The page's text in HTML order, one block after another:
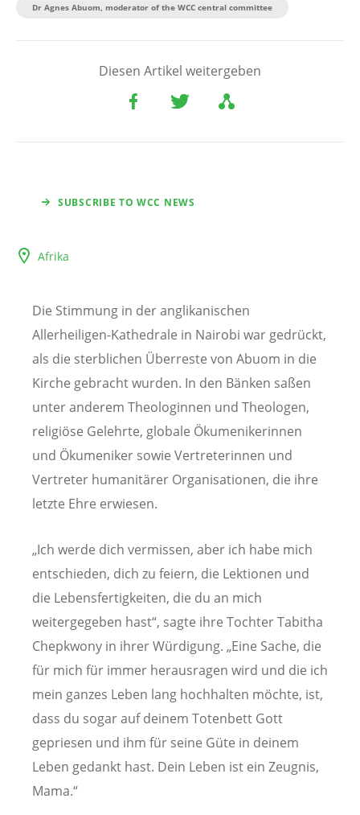
Dr Agnes Abuom, moderator of the WCC central committee
Diesen Artikel weitergeben
SUBSCRIBE TO WCC NEWS
Afrika
Die Stimmung in der anglikanischen
Allerheiligen-Kathedrale in Nairobi war gedrückt,
als die sterblichen Überreste von Abuom in die
Kirche gebracht wurden. In den Bänken saßen
unter anderem Theologinnen und Theologen,
religiöse Gelehrte, globale Ökumenikerinnen
und Ökumeniker sowie Vertreterinnen und
Vertreter humanitärer Organisationen, die ihre
letzte Ehre erwiesen.
„Ich werde dich vermissen, aber ich habe mich
entschieden, dich zu feiern, die Lektionen und
die Lebensfertigkeiten, die du an mich
weitergegeben hast“, sagte ihre Tochter Tabitha
Chepkwony in ihrer Würdigung. „Eine Sache, die
für mich für immer herausragen wird und die ich
mein ganzes Leben lang hochhalten möchte, ist,
dass du sogar auf deinem Totenbett Gott
gepriesen und ihm für seine Güte in deinem
Leben gedankt hast. Dein Leben ist ein Zeugnis,
Mama.“